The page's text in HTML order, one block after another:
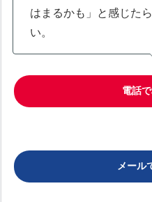
はまるかも」と感じた
い。
電話
メール